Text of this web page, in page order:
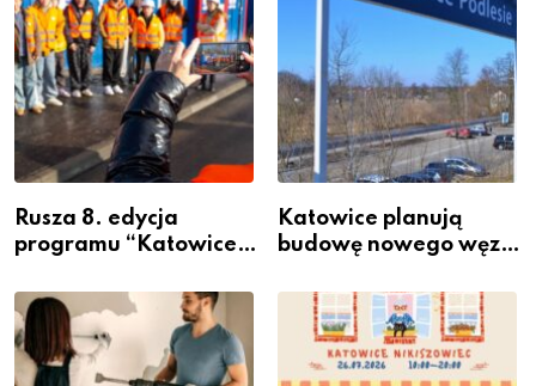
Rusza 8. edycja
programu “Katowice
– nabór dla
przedsiębiorców
Katowice planują
budowę nowego węzła
Podlesiu